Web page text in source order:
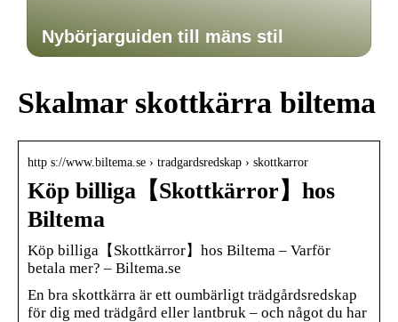
Nybörjarguiden till mäns stil
Skalmar skottkärra biltema
http s://www.biltema.se › tradgardsredskap › skottkarror
Köp billiga【Skottkärror】hos
Biltema
Köp billiga【Skottkärror】hos Biltema – Varför
betala mer? – Biltema.se
En bra skottkärra är ett oumbärligt trädgårdsredskap
för dig med trädgård eller lantbruk – och något du har